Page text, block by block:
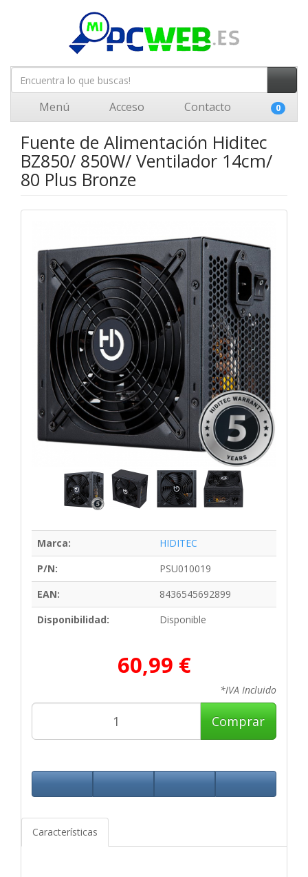
Menú Acceso Contacto 0
Fuente de Alimentación Hiditec
BZ850/ 850W/ Ventilador 14cm/
80 Plus Bronze
Marca:
HIDITEC
P/N:
PSU010019
EAN:
8436545692899
Disponibilidad:
Disponible
60,99 €
*IVA Incluido
Comprar
Características